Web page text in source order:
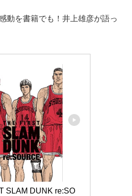
動を書籍でも！井上雄彦が語っ
SLAM DUNK re:SO